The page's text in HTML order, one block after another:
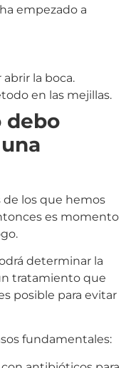
empezado a
la boca.
en las mejillas.
debo
de los que hemos
es momento
determinar la
tratamiento que
posible para evitar
fundamentales: